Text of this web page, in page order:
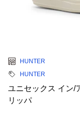
HUNTER
HUNTER
ユニセックス イン/
リッパ